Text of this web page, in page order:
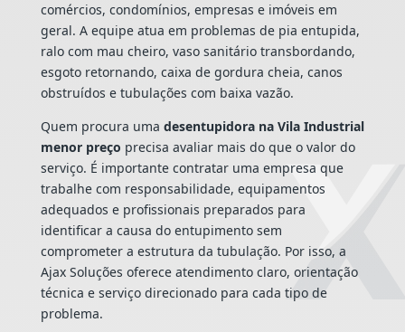
comércios, condomínios, empresas e imóveis em
geral. A equipe atua em problemas de pia entupida,
ralo com mau cheiro, vaso sanitário transbordando,
esgoto retornando, caixa de gordura cheia, canos
obstruídos e tubulações com baixa vazão.
Quem procura uma desentupidora na Vila Industrial
menor preço precisa avaliar mais do que o valor do
serviço. É importante contratar uma empresa que
trabalhe com responsabilidade, equipamentos
adequados e profissionais preparados para
identificar a causa do entupimento sem
comprometer a estrutura da tubulação. Por isso, a
Ajax Soluções oferece atendimento claro, orientação
técnica e serviço direcionado para cada tipo de
problema.